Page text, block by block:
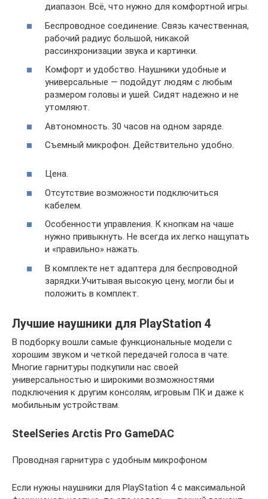
диапазон. Всё, что нужно для комфортной игры.
Беспроводное соединение. Связь качественная,
рабочий радиус большой, никакой
рассинхронизации звука и картинки.
Комфорт и удобство. Наушники удобные и
универсальные — подойдут людям с любым
размером головы и ушей. Сидят надежно и не
утомляют.
Автономность. 30 часов на одном заряде.
Съемный микрофон. Действительно удобно.
Цена.
Отсутствие возможности подключиться
кабелем.
Особенности управления. К кнопкам на чаше
нужно привыкнуть. Не всегда их легко нащупать
и «правильно» нажать.
В комплекте нет адаптера для беспроводной
зарядки.Учитывая высокую цену, могли бы и
положить в комплект.
Лучшие наушники для PlayStation 4
В подборку вошли самые функциональные модели с
хорошим звуком и четкой передачей голоса в чате.
Многие гарнитуры подкупили нас своей
универсальностью и широкими возможностями
подключения к другим консолям, игровым ПК и даже к
мобильным устройствам.
SteelSeries Arctis Pro GameDAC
Проводная гарнитура с удобным микрофоном
Если нужны наушники для PlayStation 4 с максимальной